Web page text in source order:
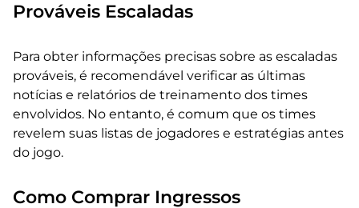
Prováveis Escaladas
Para obter informações precisas sobre as escaladas
prováveis, é recomendável verificar as últimas
notícias e relatórios de treinamento dos times
envolvidos. No entanto, é comum que os times
revelem suas listas de jogadores e estratégias antes
do jogo.
Como Comprar Ingressos